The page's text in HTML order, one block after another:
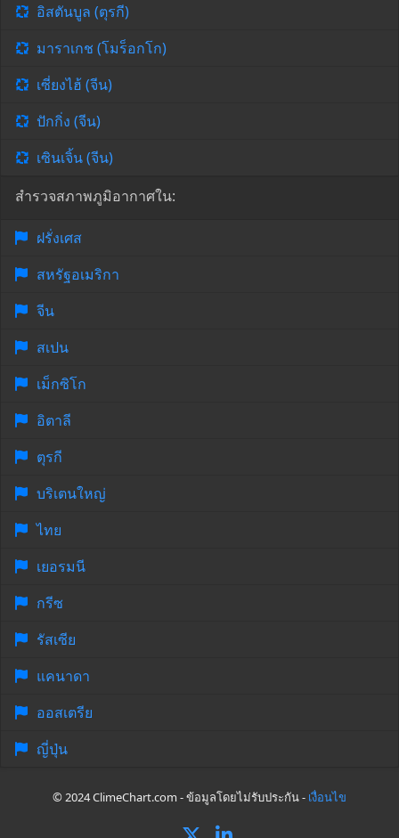
อิสตันบูล (ตุรกี)
มาราเกช (โมร็อกโก)
เซี่ยงไฮ้ (จีน)
ปักกิ่ง (จีน)
เซินเจิ้น (จีน)
สำรวจสภาพภูมิอากาศใน:
ฝรั่งเศส
สหรัฐอเมริกา
จีน
สเปน
เม็กซิโก
อิตาลี
ตุรกี
บริเตนใหญ่
ไทย
เยอรมนี
กรีซ
รัสเซีย
แคนาดา
ออสเตรีย
ญี่ปุ่น
© 2024 ClimeChart.com - ข้อมูลโดยไม่รับประกัน - เงื่อนไข